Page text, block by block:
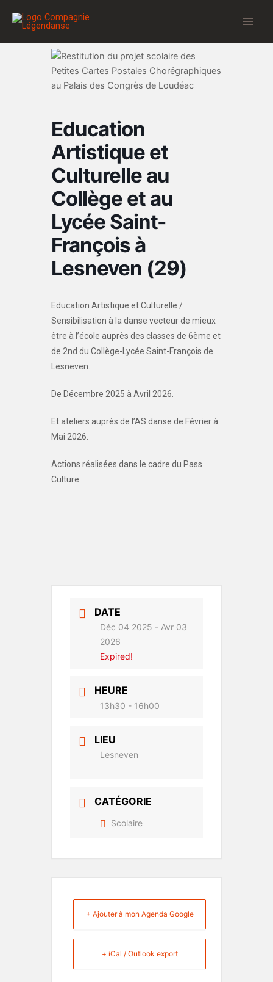
Education
Artistique et
Culturelle au
Collège et au
Lycée Saint-
François à
Lesneven (29)
Education Artistique et Culturelle /
Sensibilisation à la danse vecteur de mieux
être à l’école auprès des classes de 6ème et
de 2nd du Collège-Lycée Saint-François de
Lesneven.
De Décembre 2025 à Avril 2026.
Et ateliers auprès de l’AS danse de Février à
Mai 2026.
Actions réalisées dans le cadre du Pass
Culture.
DATE
Déc 04 2025 - Avr 03
2026
Expired!
HEURE
13h30 - 16h00
LIEU
Lesneven
CATÉGORIE
Scolaire
+ Ajouter à mon Agenda Google
+ iCal / Outlook export